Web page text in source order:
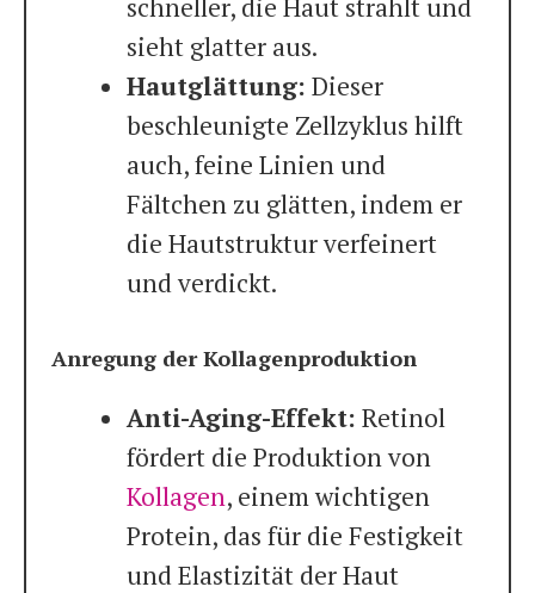
schneller, die Haut strahlt und
sieht glatter aus.
Hautglättung: Dieser
beschleunigte Zellzyklus hilft
auch, feine Linien und
Fältchen zu glätten, indem er
die Hautstruktur verfeinert
und verdickt.
Anregung der Kollagenproduktion
Anti-Aging-Effekt: Retinol
fördert die Produktion von
Kollagen, einem wichtigen
Protein, das für die Festigkeit
und Elastizität der Haut